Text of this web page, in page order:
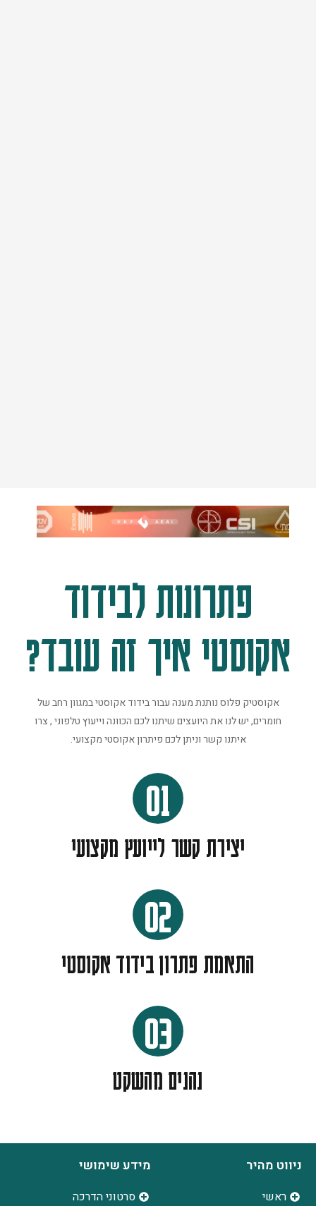
פתרונות לבידוד
אקוסטי איך זה עובד?
אקוסטיק פלוס נותנת מענה עבור בידוד אקוסטי במגוון רחב של
חומרים, יש לנו את היועצים שיתנו לכם הכוונה וייעוץ טלפוני , צרו
איתנו קשר וניתן לכם פיתרון אקוסטי מקצועי.
01
יצירת קשר לייועץ מקצועי
02
התאמת פתרון בידוד אקוסטי
03
נהנים מהשקט
ניווט מהיר
ראשי
מידע שימושי
סרטוני הדרכה